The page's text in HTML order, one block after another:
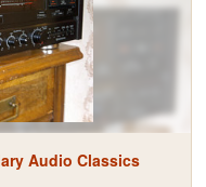
Audio Classics